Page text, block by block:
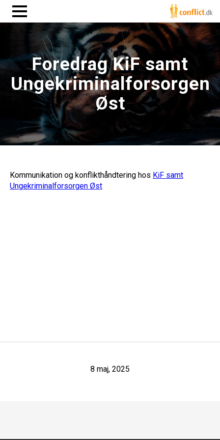
Foredrag KiF samt
Ungekriminalforsorgen
Øst
Kommunikation og konflikthåndtering hos KiF samt
Ungekriminalforsorgen Øst
8 maj, 2025